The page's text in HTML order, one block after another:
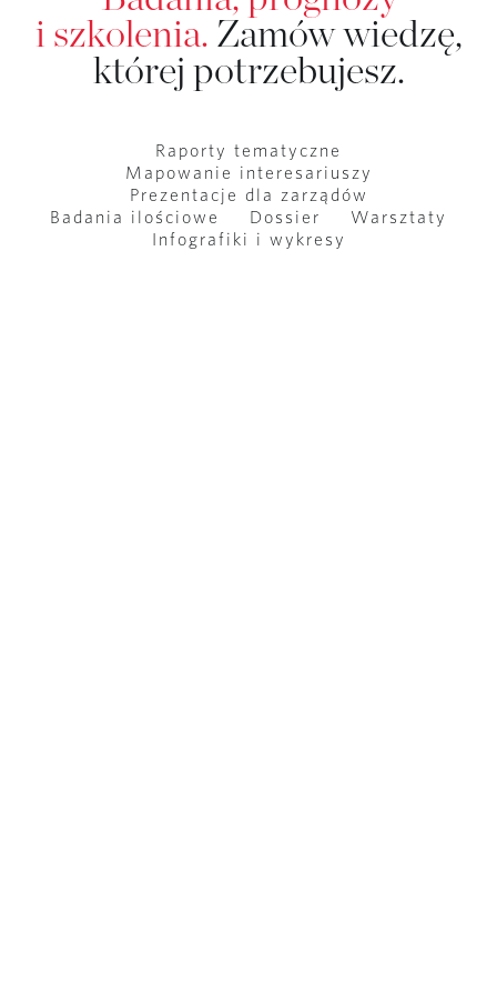
i szkolenia. Zamów wiedzę,
której potrzebujesz.
Raporty tematyczne
Mapowanie interesariuszy
Prezentacje dla zarządów
Badania ilościowe
Dossier
Warsztaty
Infografiki i wykresy